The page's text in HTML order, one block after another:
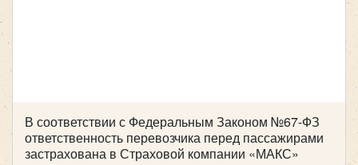
В соответствии с Федеральным Законом №67-ФЗ
ответственность перевозчика перед пассажирами
застрахована в Страховой компании «МАКС»